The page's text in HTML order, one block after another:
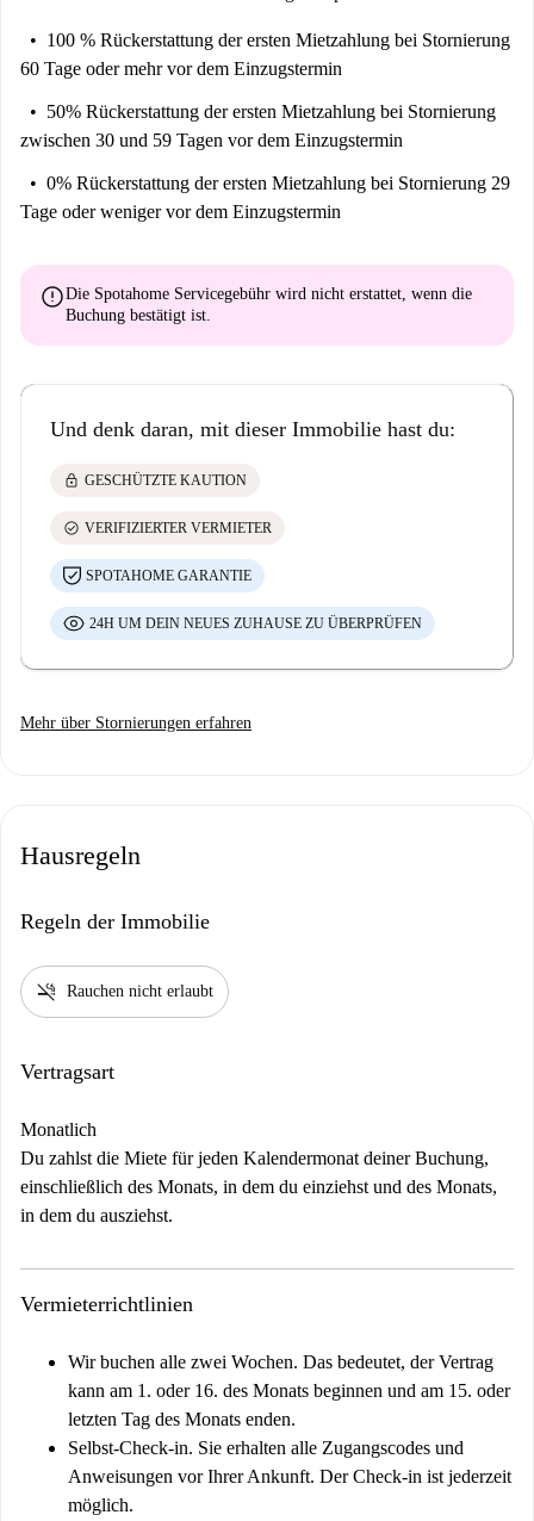
100 % Rückerstattung der ersten Mietzahlung bei Stornierung
60 Tage oder mehr vor dem Einzugstermin
50% Rückerstattung der ersten Mietzahlung bei Stornierung
zwischen 30 und 59 Tagen vor dem Einzugstermin
0% Rückerstattung der ersten Mietzahlung bei Stornierung 29
Tage oder weniger vor dem Einzugstermin
errorDie Spotahome Servicegebühr wird nicht erstattet , wenn die
Buchung bestätigt ist.
Und denk daran, mit dieser Immobilie hast du:
lock GESCHÜTZTE KAUTION
check_circle VERIFIZIERTER VERMIETER
SPOTAHOME GARANTIE
24H UM DEIN NEUES ZUHAUSE ZU ÜBERPRÜFEN
Mehr über Stornierungen erfahren
Hausregeln
Regeln der Immobilie
smoke_free Rauchen nicht erlaubt
Vertragsart
Monatlich
Du zahlst die Miete für jeden Kalendermonat deiner Buchung,
einschließlich des Monats, in dem du einziehst und des Monats,
in dem du ausziehst.
Vermieterrichtlinien
Wir buchen alle zwei Wochen. Das bedeutet, der Vertrag
kann am 1. oder 16. des Monats beginnen und am 15. oder
letzten Tag des Monats enden.
Selbst-Check-in. Sie erhalten alle Zugangscodes und
Anweisungen vor Ihrer Ankunft. Der Check-in ist jederzeit
möglich.